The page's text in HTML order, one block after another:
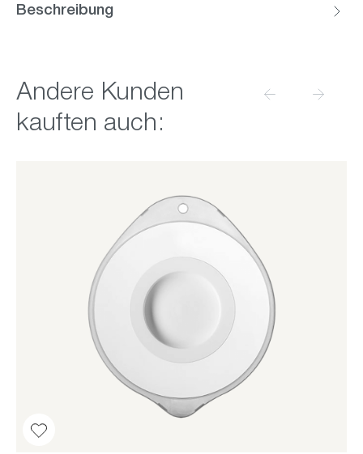
Beschreibung
Produktgalerie überspringen
Andere Kunden
kauften auch: